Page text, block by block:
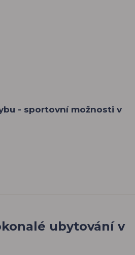
- sportovní možnosti v
ubytování v